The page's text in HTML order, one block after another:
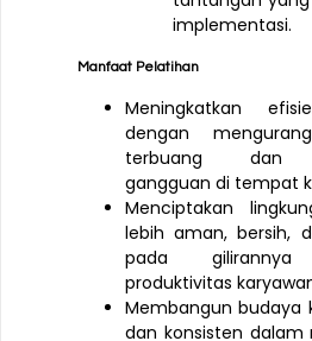
implementasi.
Manfaat Pelatihan
Meningkatkan
dengan
terbuang dan
gangguan di tempat
Menciptakan
lebih aman, bersih,
pada gilirannya
produktivitas
Membangun budaya
dan konsisten